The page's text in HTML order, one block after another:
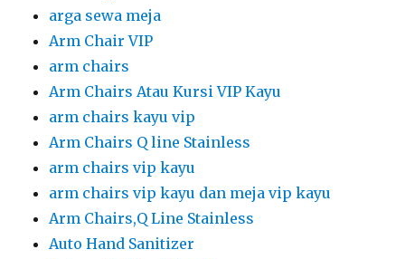
arga sewa meja
Arm Chair VIP
arm chairs
Arm Chairs Atau Kursi VIP Kayu
arm chairs kayu vip
Arm Chairs Q line Stainless
arm chairs vip kayu
arm chairs vip kayu dan meja vip kayu
Arm Chairs,Q Line Stainless
Auto Hand Sanitizer